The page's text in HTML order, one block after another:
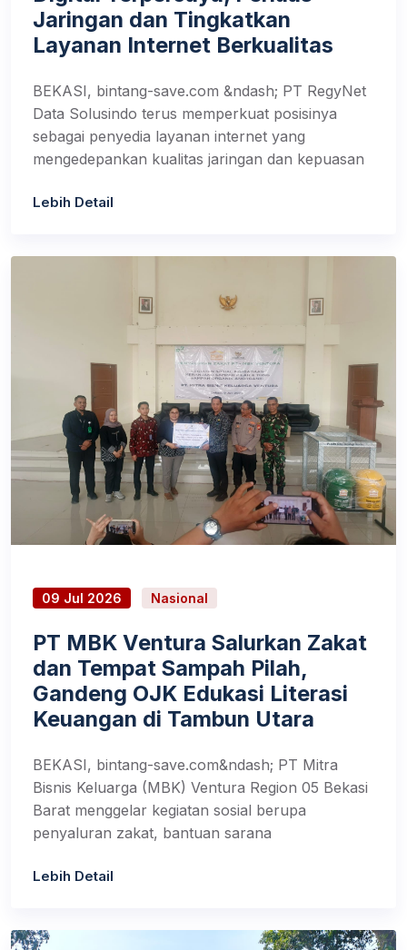
Jaringan dan Tingkatkan
Layanan Internet Berkualitas
BEKASI, bintang-save.com &ndash; PT RegyNet
Data Solusindo terus memperkuat posisinya
sebagai penyedia layanan internet yang
mengedepankan kualitas jaringan dan kepuasan
Lebih Detail
09 Jul 2026 Nasional
PT MBK Ventura Salurkan Zakat
dan Tempat Sampah Pilah,
Gandeng OJK Edukasi Literasi
Keuangan di Tambun Utara
BEKASI, bintang-save.com&ndash; PT Mitra
Bisnis Keluarga (MBK) Ventura Region 05 Bekasi
Barat menggelar kegiatan sosial berupa
penyaluran zakat, bantuan sarana
Lebih Detail